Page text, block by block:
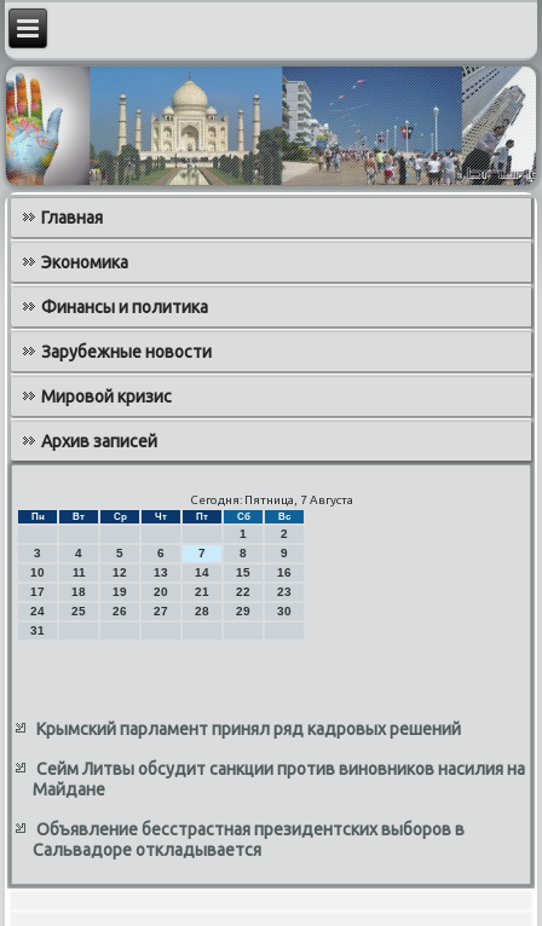
Главная
Экономика
Финансы и политика
Зарубежные новости
Мировой кризис
Архив записей
Сегодня: Пятница, 7 Августа
Пн Вт Ср Чт Пт Сб Вс
1
2
3
4 5 6 7 8
9
10
11 12 13 14 15
16
17
18 19 20 21 22
23
24
25 26 27 28 29
30
31
Крымский парламент принял ряд кадровых решений
Сейм Литвы обсудит санкции против виновников насилия на
Майдане
Объявление бесстрастная президентских выборов в
Сальвадоре откладывается